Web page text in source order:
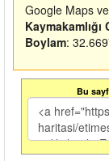
Google Maps
Boylam:
Bu